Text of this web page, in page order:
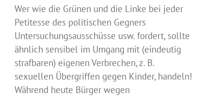
Wer wie die Grünen und die Linke bei jeder
Petitesse des politischen Gegners
Untersuchungsausschüsse usw. fordert, sollte
ähnlich sensibel im Umgang mit (eindeutig
strafbaren) eigenen Verbrechen, z. B.
sexuellen Übergriffen gegen Kinder, handeln!
Während heute Bürger wegen